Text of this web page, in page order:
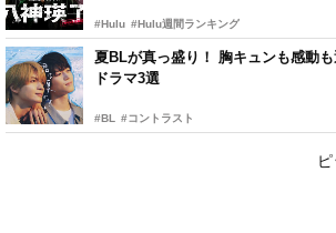
#Hulu #Hulu週間ランキング
夏BLが真っ盛り！ 胸キュンも感動
ドラマ3選
#BL #コントラスト